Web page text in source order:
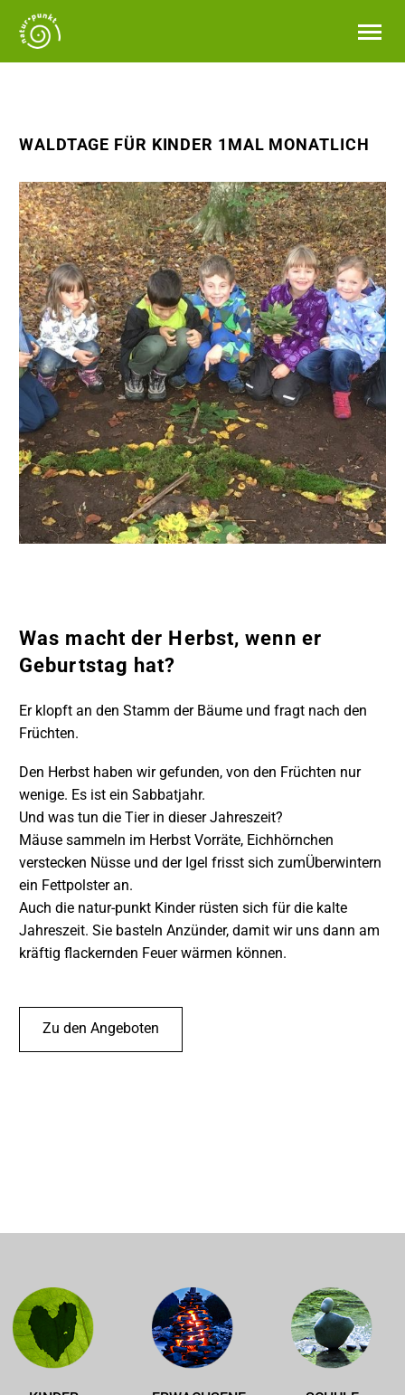
WALDTAGE FÜR KINDER 1MAL MONATLICH
Was macht der Herbst, wenn er
Geburtstag hat?
Er klopft an den Stamm der Bäume und fragt nach den
Früchten.
Den Herbst haben wir gefunden, von den Früchten nur
wenige. Es ist ein Sabbatjahr.
Und was tun die Tier in dieser Jahreszeit?
Mäuse sammeln im Herbst Vorräte, Eichhörnchen
verstecken Nüsse und der Igel frisst sich zumÜberwintern
ein Fettpolster an.
Auch die natur-punkt Kinder rüsten sich für die kalte
Jahreszeit. Sie basteln Anzünder, damit wir uns dann am
kräftig flackernden Feuer wärmen können.
Zu den Angeboten